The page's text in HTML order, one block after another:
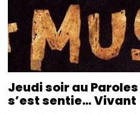
Jeudi soir au
s’est sentie… Vivant